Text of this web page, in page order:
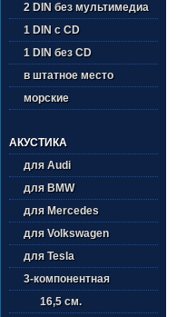
2 DIN без мультимедиа
1 DIN с CD
1 DIN без CD
в штатное место
морские
АКУСТИКА
для Audi
для BMW
для Mercedes
для Volkswagen
для Tesla
3-компонентная
16,5 см.